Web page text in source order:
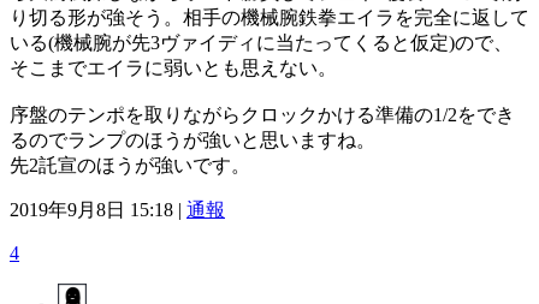
り切る形が強そう。相手の機械腕鉄拳エイラを完全に返して
いる(機械腕が先3ヴァイディに当たってくると仮定)ので、
そこまでエイラに弱いとも思えない。
序盤のテンポを取りながらクロックかける準備の1/2をでき
るのでランプのほうが強いと思いますね。
先2託宣のほうが強いです。
2019年9月8日 15:18 | 通報
4